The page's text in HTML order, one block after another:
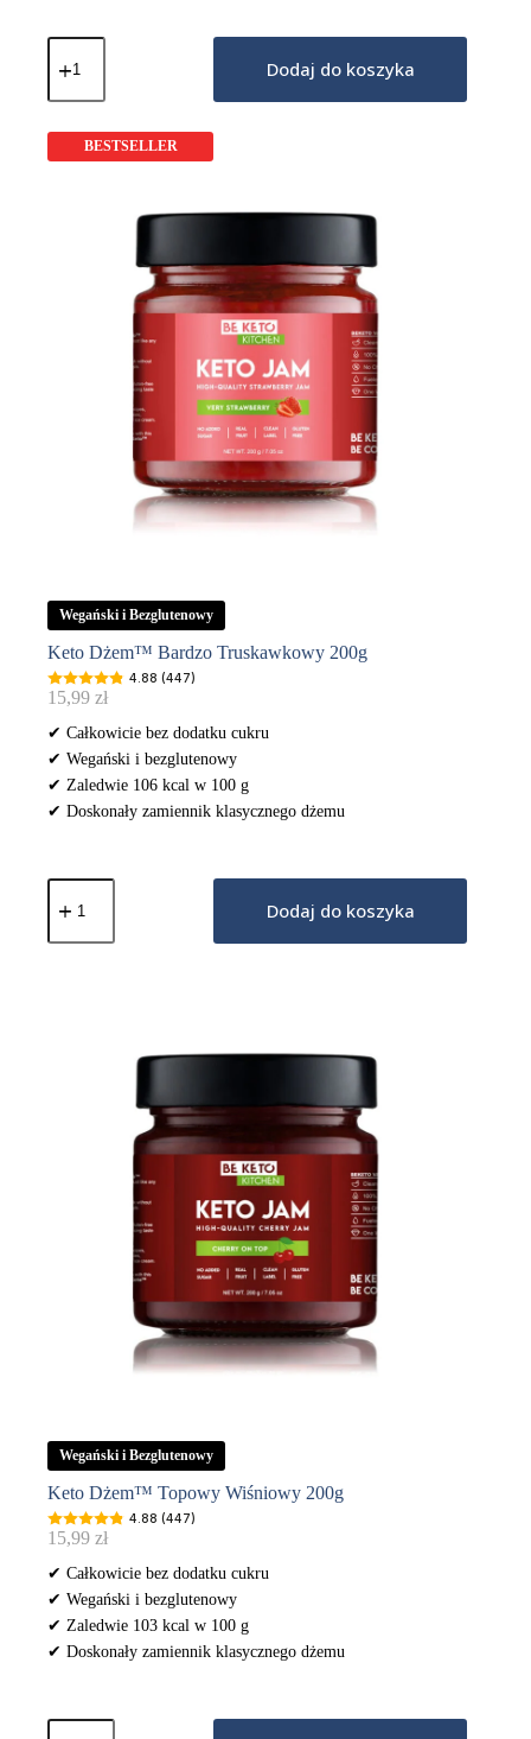
ilość
Keto
Fajna
Dodaj do koszyka
Wegański i Bezglutenowy
BESTSELLER
Keto Dżem™ Bardzo Truskawkowy 200g
4.88 (447)
15,99 zł
✔ Całkowicie bez dodatku cukru
✔ Wegański i bezglutenowy
✔ Zaledwie 106 kcal w 100 g
✔ Doskonały zamiennik klasycznego dżemu
ilość
Keto
Bardzo
Dodaj do koszyka
Wegański i Bezglutenowy
Keto Dżem™ Topowy Wiśniowy 200g
4.88 (447)
15,99 zł
✔ Całkowicie bez dodatku cukru
✔ Wegański i bezglutenowy
✔ Zaledwie 103 kcal w 100 g
✔ Doskonały zamiennik klasycznego dżemu
ilość